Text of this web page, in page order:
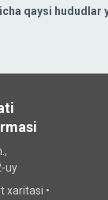
qaysi hududlar
uy
xaritasi •